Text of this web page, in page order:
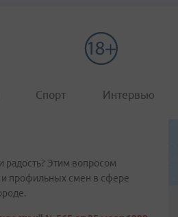
Спорт Интервью
радость? Этим вопросом
и профильных смен в сфере